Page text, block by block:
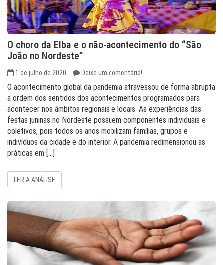
O choro da Elba e o não-acontecimento do “São
João no Nordeste”
1 de julho de 2020 Deixe um comentário!
O acontecimento global da pandemia atravessou de forma abrupta
a ordem dos sentidos dos acontecimentos programados para
acontecer nos âmbitos regionais e locais. As experiências das
festas juninas no Nordeste possuem componentes individuais e
coletivos, pois todos os anos mobilizam famílias, grupos e
indivíduos da cidade e do interior. A pandemia redimensionou as
práticas em […]
LER A ANÁLISE